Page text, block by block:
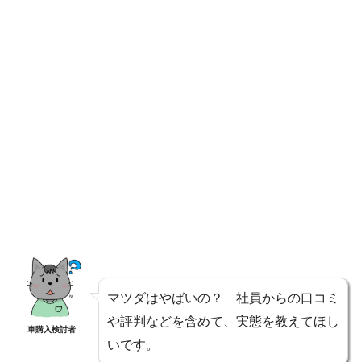
車購入検討者
マツダはやばいの？ 社員からの口コミ
や評判などを含めて、実態を教えてほし
いです。